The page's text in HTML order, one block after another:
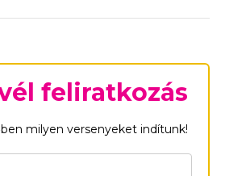
feliratkozás
milyen versenyeket indítunk!